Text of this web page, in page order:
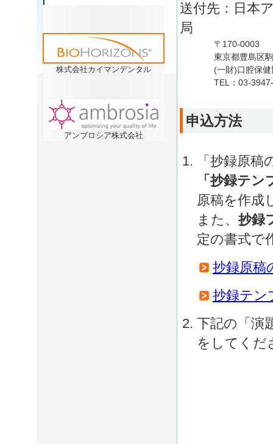
送付先：日本
局
〒170-0003
東京都豊島区
(一財)口腔保
TEL：03-
申込方法
「抄録原
「抄録テ
原稿を作成
また、 抄録
定の書式で
抄録原稿
抄録テン
下記の「演
をしてくだ
株式会社カイマンデンタル
アンブロシア株式会社